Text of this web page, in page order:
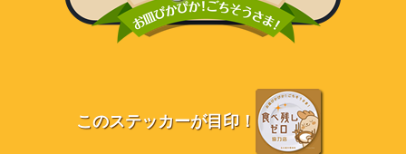
このステッカーが目印！